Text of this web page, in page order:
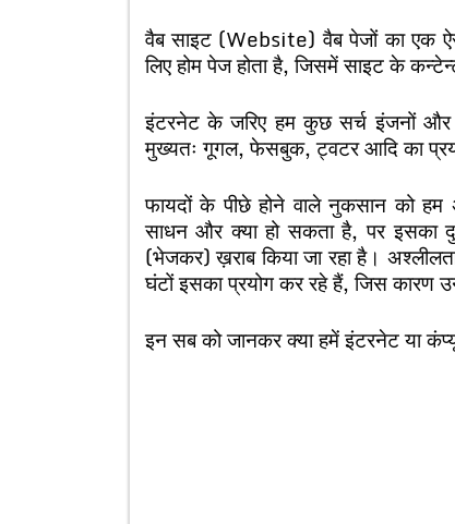
वैब साइट (Website) वैब पेजों का एक
लिए होम पेज होता है, जिसमें साइट के
इंटरनेट के जरिए हम कुछ सर्च इंजनों और
मुख्यतः गूगल, फेसबुक, ट्वटर आदि का
फायदों के पीछे होने वाले नुकसान को
साधन और क्या हो सकता है, पर इसका
(भेजकर) ख़राब किया जारहा है।
घंटों इसका प्रयोग कर रहे हैं, जिस कारण
इन सब को जानकर क्या हमें इंटरनेट या